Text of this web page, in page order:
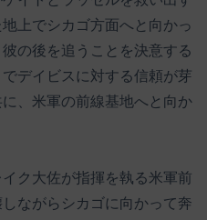
上でシカゴ方面へと向かっ
の後を追うことを決意する
デイビスに対する信頼が芽
、米軍の前線基地へと向か
ク大佐が指揮を執る米軍前
ながらシカゴに向かって奔